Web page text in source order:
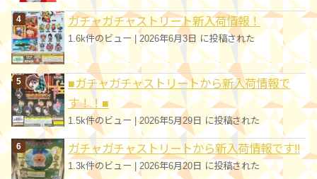
ガチャガチャストリート新入荷情報！
1.6k件のビュー | 2026年6月3日 に投稿された
■ガチャガチャストリートから新入荷情報で
す！！■
1.5k件のビュー|2026年5月29日 に投稿された
ガチャガチャストリートから新入荷情報です!!
1.3k件のビュー| 2026年6月20日 に投稿された